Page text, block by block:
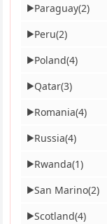
▶Paraguay(2)
▶Peru(2)
▶Poland(4)
▶Qatar(3)
▶Romania(4)
▶Russia(4)
▶Rwanda(1)
▶San Marino(2)
▶Scotland(4)